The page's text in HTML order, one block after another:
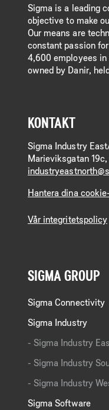
Sigma is a leading
objective to make
Our means are
constant passion
4,600 employees
owned by Danir,
KONTAKT
Sigma Industry
Marieviksgatan
Hantera dina
Vår integritetspolicy
SIGMA GROUP
Sigma Connectivity
Sigma Industry
Sigma Industry
Sigma Industry
Sigma Industry
Sigma Software